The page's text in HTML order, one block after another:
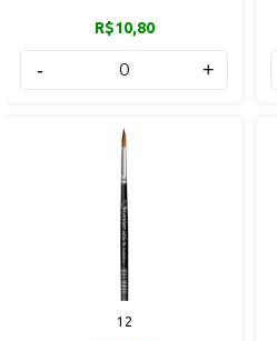
R$10,80
- +
12